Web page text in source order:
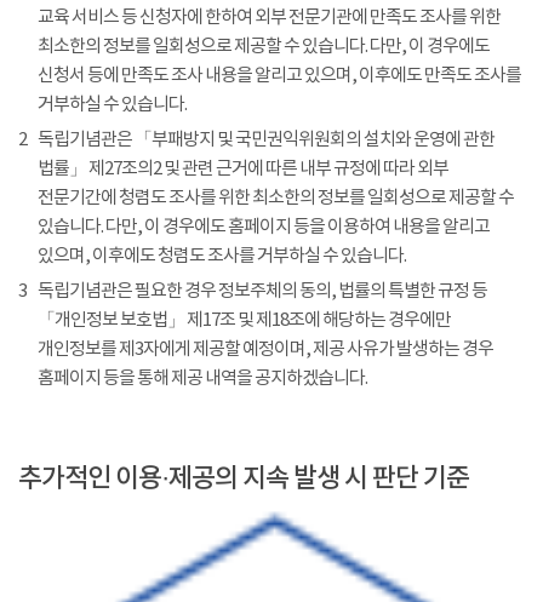
교육 서비스 등 신청자에 한하여 외부 전문기관에 만족도 조사를 위한
최소한의 정보를 일회성으로 제공할 수 있습니다. 다만, 이 경우에도
신청서 등에 만족도 조사 내용을 알리고 있으며, 이후에도 만족도 조사를
거부하실 수 있습니다.
2 독립기념관은 「부패방지 및 국민권익위원회의 설치와 운영에 관한
법률」 제27조의2 및 관련 근거에 따른 내부 규정에 따라 외부
전문기간에 청렴도 조사를 위한 최소한의 정보를 일회성으로 제공할 수
있습니다. 다만, 이 경우에도 홈페이지 등을 이용하여 내용을 알리고
있으며, 이후에도 청렴도 조사를 거부하실 수 있습니다.
3 독립기념관은 필요한 경우 정보주체의 동의, 법률의 특별한 규정 등
「개인정보 보호법」 제17조 및 제18조에 해당하는 경우에만
개인정보를 제3자에게 제공할 예정이며, 제공 사유가 발생하는 경우
홈페이지 등을 통해 제공 내역을 공지하겠습니다.
추가적인 이용·제공의 지속 발생 시 판단 기준